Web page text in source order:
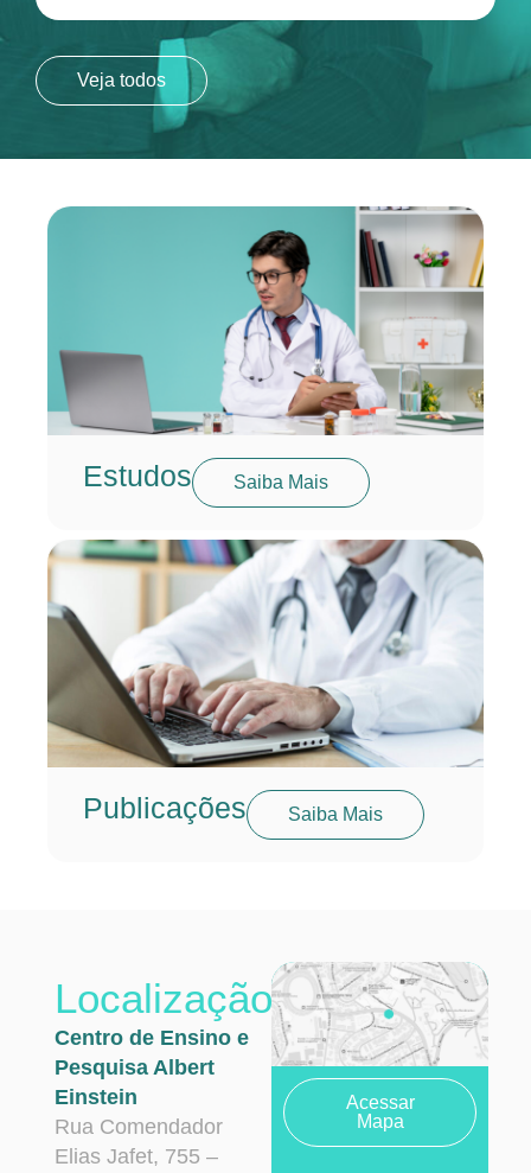
Veja todos
Estudos Saiba Mais
Publicações Saiba Mais
Localização
Centro de Ensino e
Pesquisa Albert
Einstein
Rua Comendador
Elias Jafet, 755 –
Acessar
Mapa